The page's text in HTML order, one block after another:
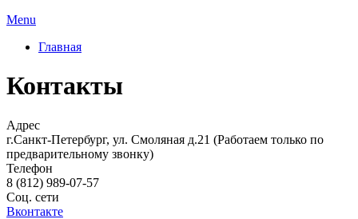
Menu
Главная
Контакты
Адрес
г.Санкт-Петербург, ул. Смоляная д.21 (Работаем только по
предварительному звонку)
Телефон
8 (812) 989-07-57
Соц. сети
Вконтакте